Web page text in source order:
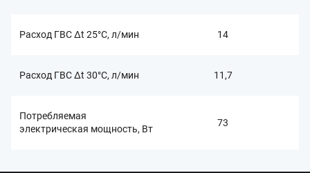
Расход ГВС Δt 25°C, л/мин 14
Расход ГВС Δt 30°C, л/мин 11,7
Потребляемая
электрическая мощность, Вт
73